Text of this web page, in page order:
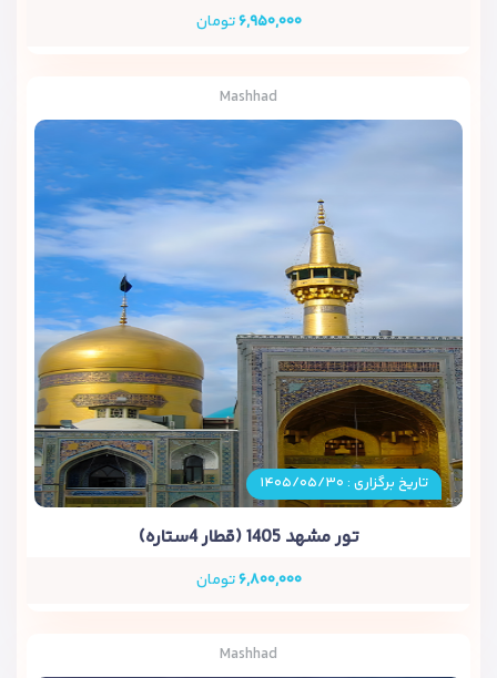
۶,۹۵۰,۰۰۰تومان
Mashhad
تاریخ برگزاری : ۱۴۰۵/۰۵/۳۰
تور مشهد 1405 (قطار 4ستاره)
۶,۸۰۰,۰۰۰تومان
Mashhad